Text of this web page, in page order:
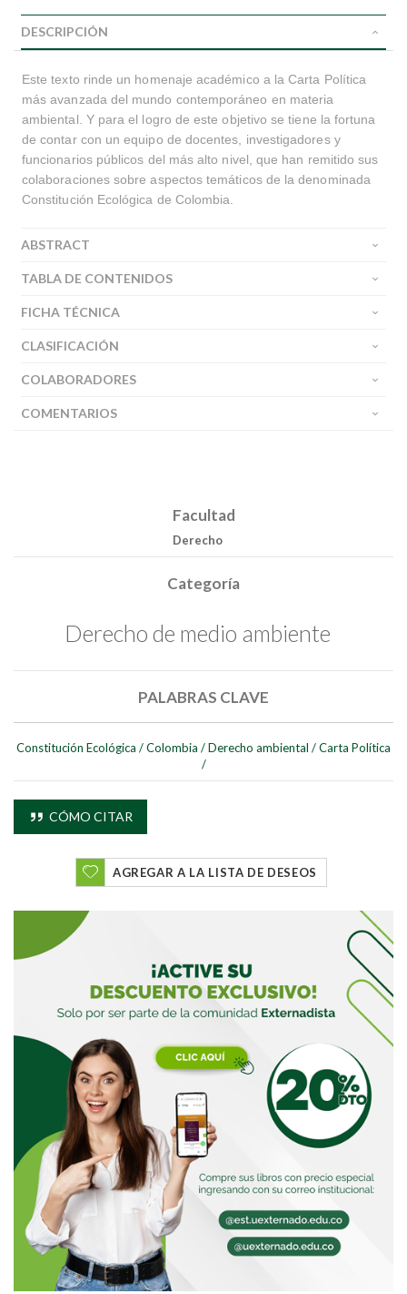
Buscar
Buscar
DESCRIPCIÓN
Este texto rinde un homenaje académico a la Carta Política
más avanzada del mundo contemporáneo en materia
ambiental. Y para el logro de este objetivo se tiene la fortuna
de contar con un equipo de docentes, investigadores y
funcionarios públicos del más alto nivel, que han remitido sus
colaboraciones sobre aspectos temáticos de la denominada
Constitución Ecológica de Colombia.
ABSTRACT
TABLA DE CONTENIDOS
FICHA TÉCNICA
CLASIFICACIÓN
COLABORADORES
COMENTARIOS
Facultad
Derecho
Categoría
Derecho de medio ambiente
PALABRAS CLAVE
Constitución Ecológica /Colombia /Derecho ambiental /Carta Política
/
CÓMO CITAR
AGREGAR A LA LISTA DE DESEOS